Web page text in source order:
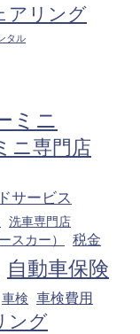
アリング
タル
ミニ
ニ専門店
サービス
洗車専門店
スカー） 税金
自動車保険
車検 車検費用
ング